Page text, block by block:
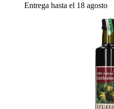
Entrega hasta el 18 agosto